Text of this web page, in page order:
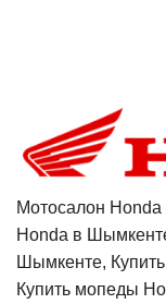
Мотосалон
Honda в
Шымкенте,
Купить мопеды